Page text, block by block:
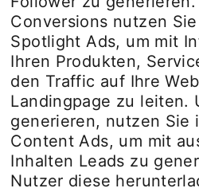
Conversions nutzen
Spotlight Ads, um mit
Ihren Produkten,
den Traffic auf Ihre
Landingpage zu leiten.
generieren, nutzen Sie
Content Ads, um mit
Inhalten Leads zu
Nutzer diese